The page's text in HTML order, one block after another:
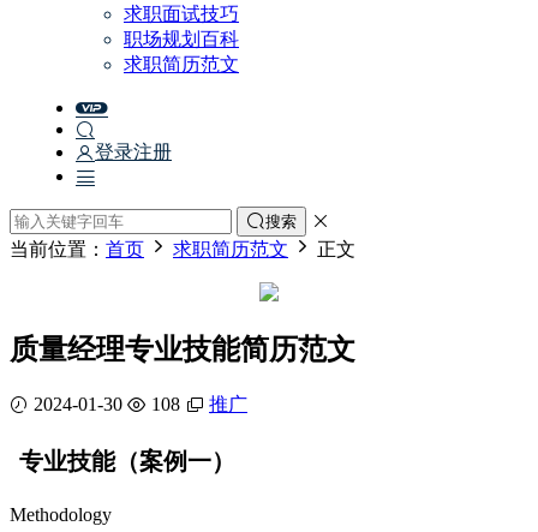
求职面试技巧
职场规划百科
求职简历范文
登录注册
搜索
当前位置： 首页 求职简历范文 正文
质量经理专业技能简历范文
2024-01-30 108 推广
专业技能（案例一）
Methodology